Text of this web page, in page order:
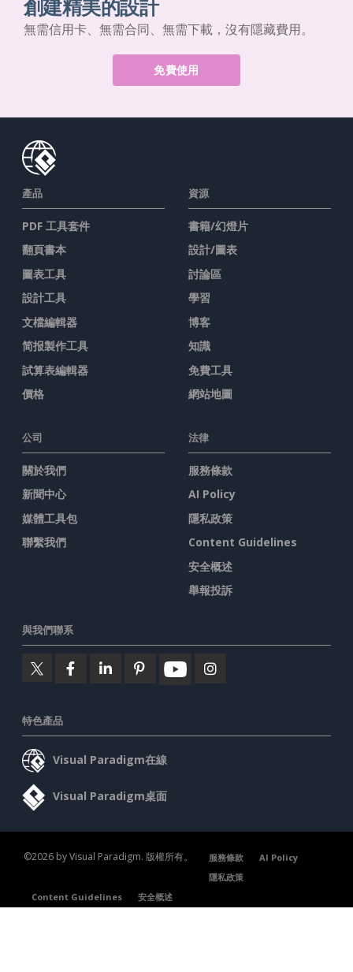
創建精美的設計
無需信用卡、無需合同、無需下載，沒有隱藏費用。
免費使用
產品
PDF 工具套件
翻頁書本
圖表工具
設計工具
文檔編輯器
简报製作工具
試算表編輯器
價格
資源
書籍/幻燈片
設計/圖表
討論區
學習
博客
知識
免費工具
網站地圖
公司
關於我們
新聞中心
媒體工具包
聯繫我們
法律
服務條款
AI Policy
隱私政策
Content Guidelines
安全概述
舉報投訴
與我們聯系
特色產品
Visual Paradigm在線
Visual Paradigm桌面
©2026 by Visual Paradigm. 版權所有。 服務條款
AI Policy
隱私政策
Content Guidelines
安全概述